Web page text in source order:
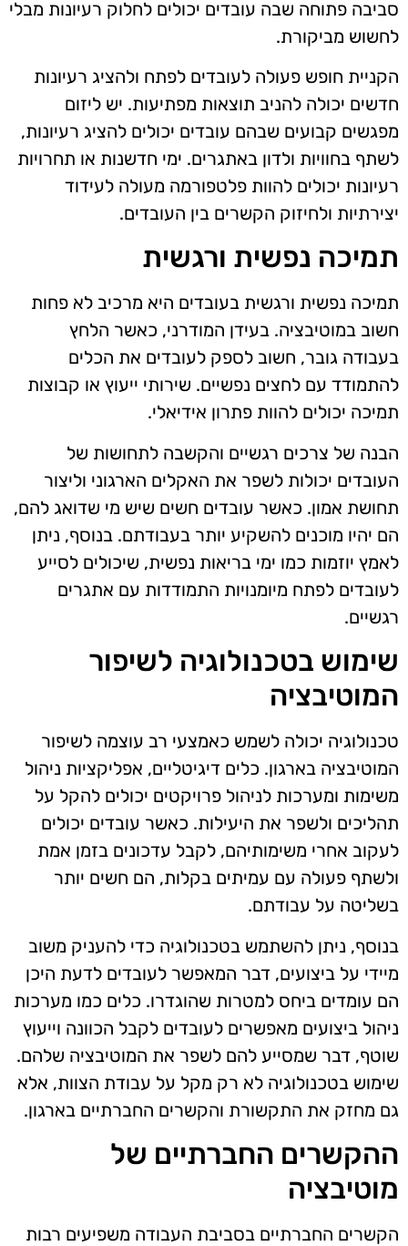
סביבה פתוחה שבה עובדים יכולים לחלוק רעיונות מבלי
לחשוש מביקורת.
הקניית חופש פעולה לעובדים לפתח ולהציג רעיונות
חדשים יכולה להניב תוצאות מפתיעות. יש ליזום
מפגשים קבועים שבהם עובדים יכולים להציג רעיונות,
לשתף בחוויות ולדון באתגרים. ימי חדשנות או תחרויות
רעיונות יכולים להוות פלטפורמה מעולה לעידוד
יצירתיות ולחיזוק הקשרים בין העובדים.
תמיכה נפשית ורגשית
תמיכה נפשית ורגשית בעובדים היא מרכיב לא פחות
חשוב במוטיבציה. בעידן המודרני, כאשר הלחץ
בעבודה גובר, חשוב לספק לעובדים את הכלים
להתמודד עם לחצים נפשיים. שירותי ייעוץ או קבוצות
תמיכה יכולים להוות פתרון אידיאלי.
הבנה של צרכים רגשיים והקשבה לתחושות של
העובדים יכולות לשפר את האקלים הארגוני וליצור
תחושת אמון. כאשר עובדים חשים שיש מי שדואג להם,
הם יהיו מוכנים להשקיע יותר בעבודתם. בנוסף, ניתן
לאמץ יוזמות כמו ימי בריאות נפשית, שיכולים לסייע
לעובדים לפתח מיומנויות התמודדות עם אתגרים
רגשיים.
שימוש בטכנולוגיה לשיפור
המוטיבציה
טכנולוגיה יכולה לשמש כאמצעי רב עוצמה לשיפור
המוטיבציה בארגון. כלים דיגיטליים, אפליקציות ניהול
משימות ומערכות לניהול פרויקטים יכולים להקל על
תהליכים ולשפר את היעילות. כאשר עובדים יכולים
לעקוב אחרי משימותיהם, לקבל עדכונים בזמן אמת
ולשתף פעולה עם עמיתים בקלות, הם חשים יותר
בשליטה על עבודתם.
בנוסף, ניתן להשתמש בטכנולוגיה כדי להעניק משוב
מיידי על ביצועים, דבר המאפשר לעובדים לדעת היכן
הם עומדים ביחס למטרות שהוגדרו. כלים כמו מערכות
ניהול ביצועים מאפשרים לעובדים לקבל הכוונה וייעוץ
שוטף, דבר שמסייע להם לשפר את המוטיבציה שלהם.
שימוש בטכנולוגיה לא רק מקל על עבודת הצוות, אלא
גם מחזק את התקשורת והקשרים החברתיים בארגון.
ההקשרים החברתיים של
מוטיבציה
הקשרים החברתיים בסביבת העבודה משפיעים רבות